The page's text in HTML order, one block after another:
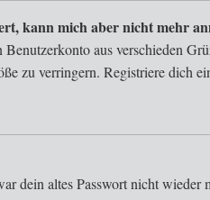
kann mich aber nicht mehr
aus verschieden
zu verringern. Registriere dich
dein altes Passwort nicht wieder